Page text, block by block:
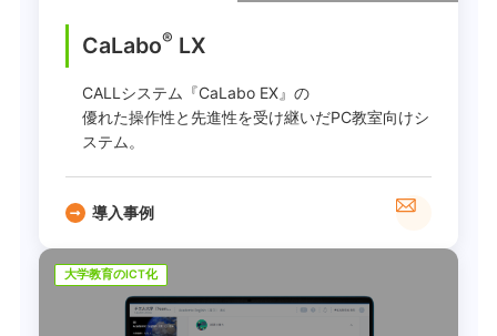
CaLabo® LX
CALLシステム『CaLabo EX』の
優れた操作性と先進性を受け継いだPC教室向けシ
ステム。
導入事例
大学教育のICT化